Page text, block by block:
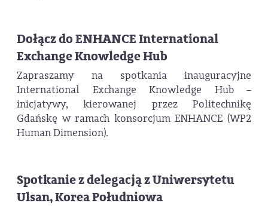
Dołącz do ENHANCE International
Exchange Knowledge Hub
Zapraszamy na spotkania inauguracyjne
International Exchange Knowledge Hub –
inicjatywy, kierowanej przez Politechnikę
Gdańskę w ramach konsorcjum ENHANCE (WP2
Human Dimension).
Spotkanie z delegacją z Uniwersytetu
Ulsan, Korea Południowa